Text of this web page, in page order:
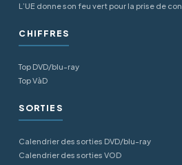
L’UE donne son feu vert pour la prise de
CHIFFRES
Top DVD/blu-ray
Top VàD
SORTIES
Calendrier des sorties DVD/blu-ray
Calendrier des sorties VOD